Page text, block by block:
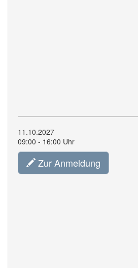
11.10.2027
09:00 - 16:00 Uhr
Zur Anmeldung